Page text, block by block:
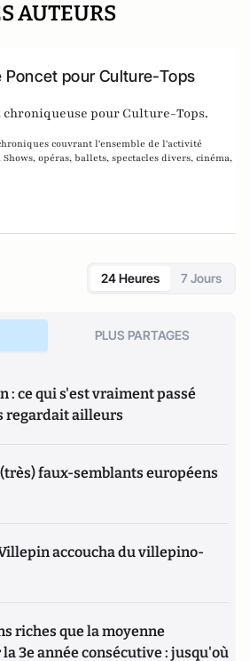
AUTEURS
Poncet pour Culture-Tops
pour Culture-Tops.
couvrant l'ensemble de l'activité
opéras, ballets, spectacles divers, cinéma,
24 Heures 7 Jours
PLUS PARTAGES
: ce qui s'est vraiment passé
regardait ailleurs
faux-semblants européens
accoucha du villepino-
riches que la moyenne
3e année consécutive : jusqu'où